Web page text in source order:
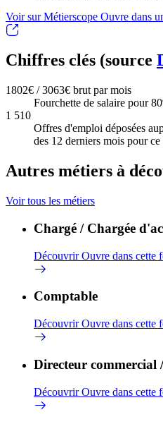
Voir sur Métierscope Ouvre dans
Chiffres clés (source
1802€ / 3063€ brut par mois
Fourchette de salaire pour
1 510
Offres d'emploi déposées
des 12 derniers mois pour
Autres métiers à
Voir tous les métiers
Chargé / Chargée
DécouvrirOuvre dans cette
Comptable
DécouvrirOuvre dans cette
Directeur commercial
DécouvrirOuvre dans cette